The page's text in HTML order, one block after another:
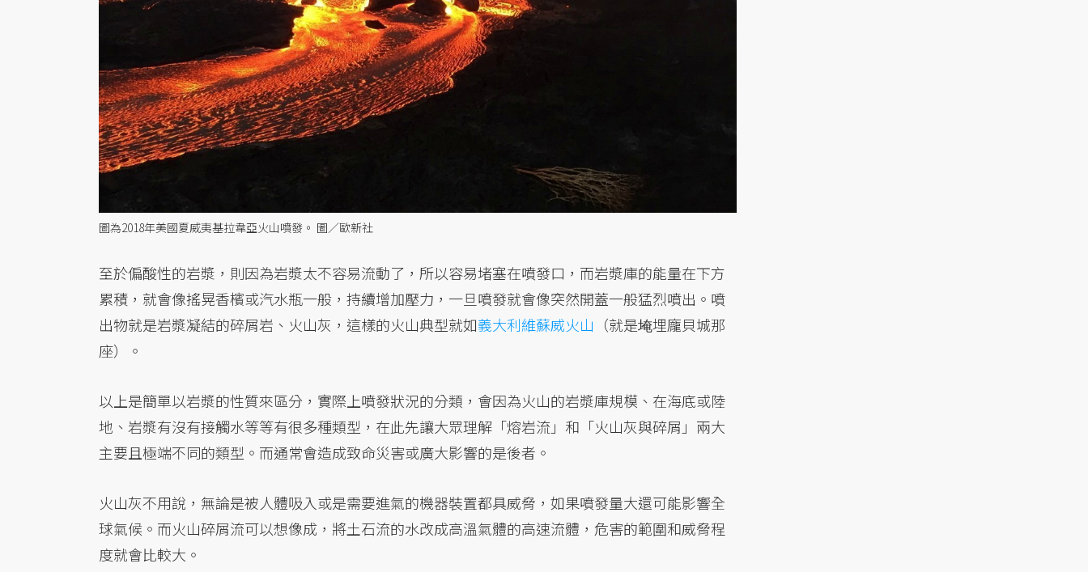
圖為2018年美國夏威夷基拉韋亞火山噴發。 圖／歐新社
至於偏酸性的岩漿，則因為岩漿太不容易流動了，所以容易堵塞在噴發口，而岩漿庫的能量在下方
累積，就會像搖晃香檳或汽水瓶一般，持續增加壓力，一旦噴發就會像突然開蓋一般猛烈噴出。噴
出物就是岩漿凝結的碎屑岩、火山灰，這樣的火山典型就如義大利維蘇威火山 （就是埯埋龐貝城那
座）。
以上是簡單以岩漿的性質來區分，實際上噴發狀況的分類，會因為火山的岩漿庫規模、在海底或陸
地、岩漿有沒有接觸水等等有很多種類型，在此先讓大眾理解「熔岩流」和「火山灰與碎屑」兩大
主要且極端不同的類型。而通常會造成致命災害或廣大影響的是後者。
火山灰不用說，無論是被人體吸入或是需要進氣的機器裝置都具威脅，如果噴發量大還可能影響全
球氣候。而火山碎屑流可以想像成，將土石流的水改成高溫氣體的高速流體，危害的範圍和威脅程
度就會比較大。